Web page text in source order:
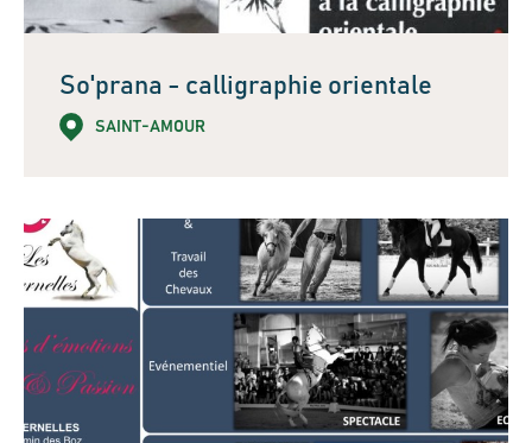
So'prana - calligraphie orientale
SAINT-AMOUR